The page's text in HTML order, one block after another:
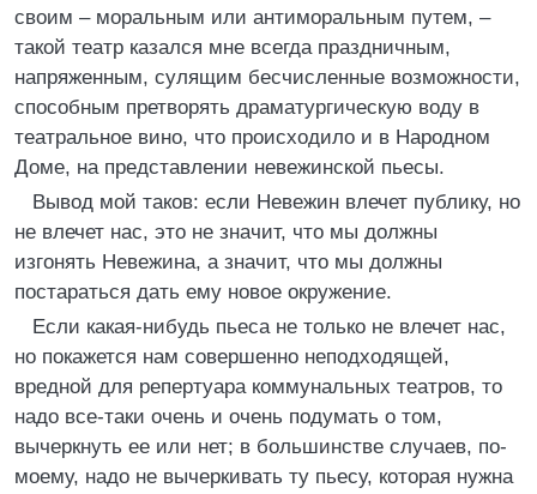
своим – моральным или антиморальным путем, –
такой театр казался мне всегда праздничным,
напряженным, сулящим бесчисленные возможности,
способным претворять драматургическую воду в
театральное вино, что происходило и в Народном
Доме, на представлении невежинской пьесы.
Вывод мой таков: если Невежин влечет публику, но
не влечет нас, это не значит, что мы должны
изгонять Невежина, а значит, что мы должны
постараться дать ему новое окружение.
Если какая-нибудь пьеса не только не влечет нас,
но покажется нам совершенно неподходящей,
вредной для репертуара коммунальных театров, то
надо все-таки очень и очень подумать о том,
вычеркнуть ее или нет; в большинстве случаев, по-
моему, надо не вычеркивать ту пьесу, которая нужна